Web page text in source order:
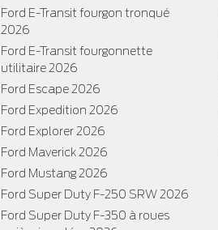
Ford E-Transit fourgon tronqué
2026
Ford E-Transit fourgonnette
utilitaire 2026
Ford Escape 2026
Ford Expedition 2026
Ford Explorer 2026
Ford Maverick 2026
Ford Mustang 2026
Ford Super Duty F-250 SRW 2026
Ford Super Duty F-350 à roues